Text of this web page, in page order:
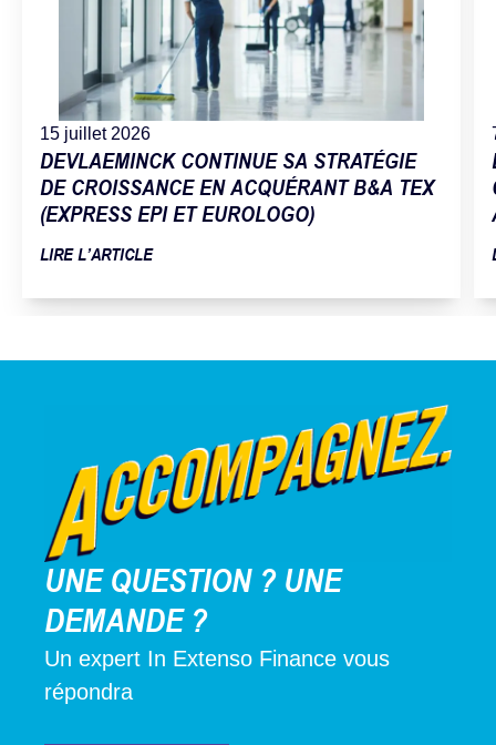
15 juillet 2026
DEVLAEMINCK CONTINUE SA STRATÉGIE
DE CROISSANCE EN ACQUÉRANT B&A TEX
(EXPRESS EPI ET EUROLOGO)
LIRE L’ARTICLE
UNE QUESTION ? UNE
DEMANDE ?
Un expert In Extenso Finance vous
répondra